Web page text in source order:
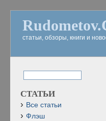
статьи, обзоры, книги и
СТАТЬИ
Все статьи
Флэш